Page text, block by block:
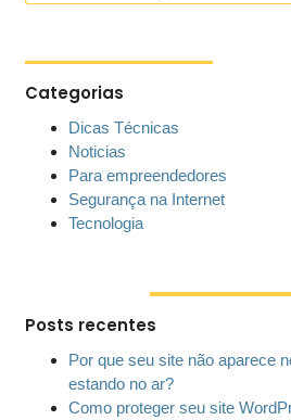
Categorias
Dicas Técnicas
Noticias
Para empreendedores
Segurança na Internet
Tecnologia
Posts recentes
Por que seu site não aparece
estando no ar?
Como proteger seu site